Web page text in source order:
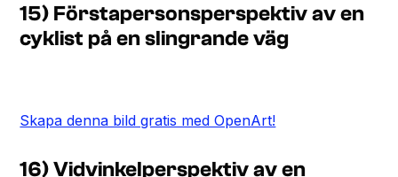
15) Förstapersonsperspektiv av en
cyklist på en slingrande väg
Skapa denna bild gratis med OpenArt!
16) Vidvinkelperspektiv av en